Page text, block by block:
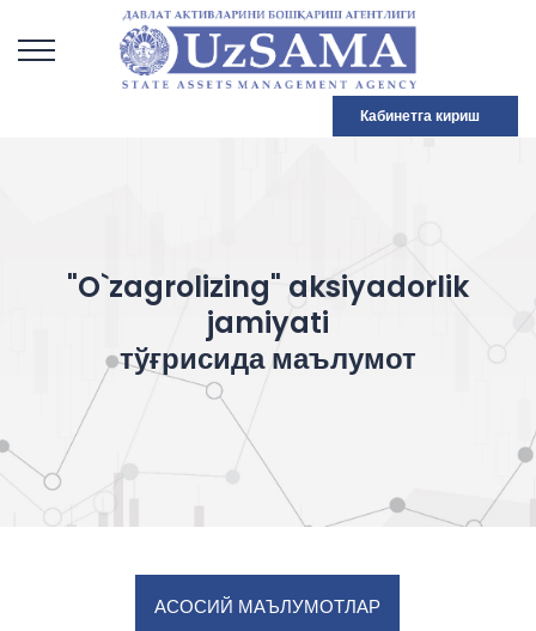
Кабинетга кириш
"O`zagrolizing" aksiyadorlik
jamiyati
тўғрисида маълумот
АСОСИЙ МАЪЛУМОТЛАР